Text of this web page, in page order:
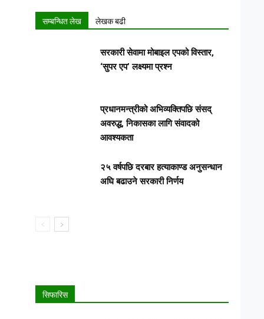
सम्बन्धित लेख लेखक बढी
सरकारी सेवामा मोबाइल एपको विस्तार,
‘सुपर एप’ लक्ष्यमा प्रश्न
प्रधानमन्त्रीको अभिव्यक्तिपछि संसद्
अवरुद्ध, निकासका लागि संवादको
आवश्यकता
२५ वर्षपछि दरबार हत्याकाण्ड अनुसन्धान
अघि बढाउने सरकारी निर्णय
सिफारिस